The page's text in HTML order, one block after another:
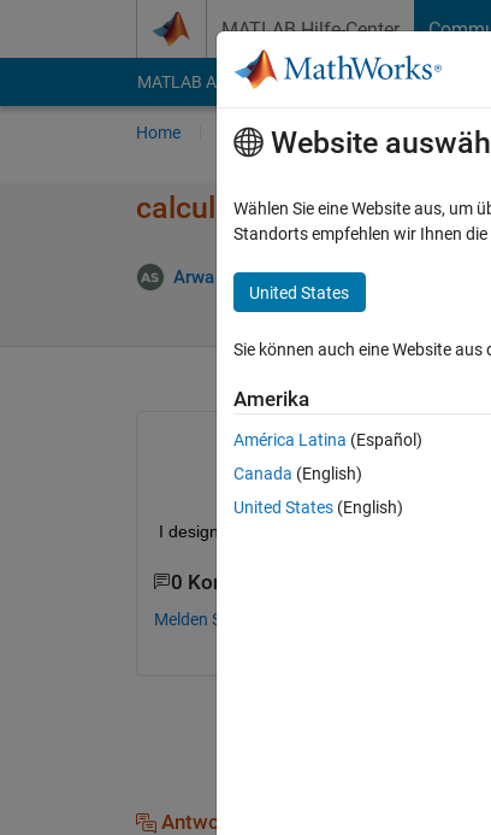
MATLAB Hilfe-Center
MATLAB Answers File Exchange Cody
Home Fragen Antworten
calculate throughput of
Arwa Salem 16 Jun. 2023
I designed a model for a Reinforcement
0 Kommentare
Melden Sie sich an, um zu kommentieren.
Antworten (2)
Website
Wählen Sie eine Website aus, um
Standorts empfehlen wir Ihnen
United States
Sie können auch eine Website
Amerika
América Latina (Español)
Canada (English)
United States (English)